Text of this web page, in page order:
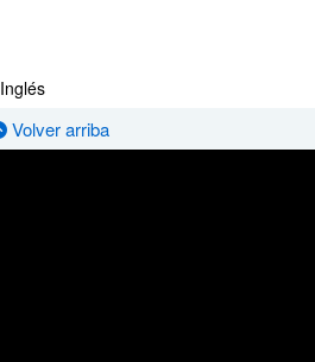
Inglés
Volver arriba